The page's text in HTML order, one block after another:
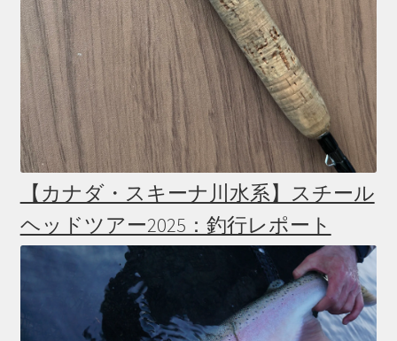
【カナダ・スキーナ川水系】スチール
ヘッドツアー2025：釣行レポート